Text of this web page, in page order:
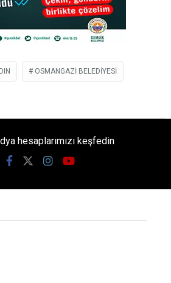
OSMANGAZI BELEDIYESI
hesaplarımızı keşfedin